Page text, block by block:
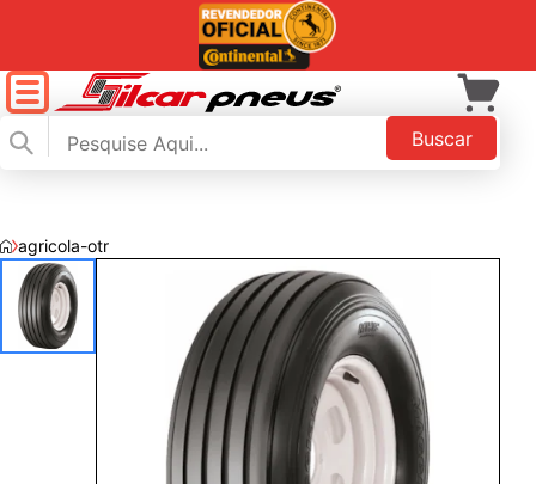
Buscar
agricola-otr